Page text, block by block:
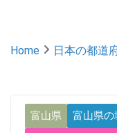
Home 日本の都道
富山県
富山県の